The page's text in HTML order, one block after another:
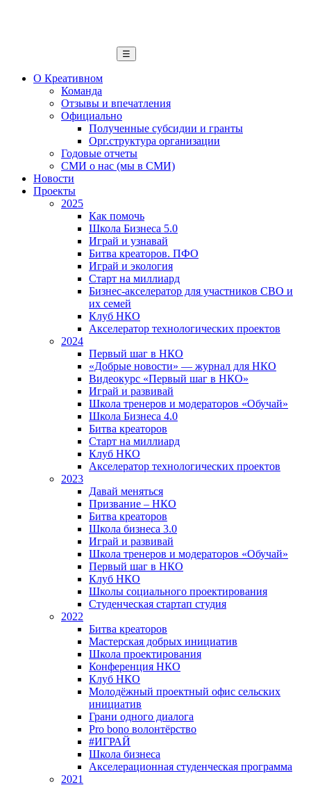
☰
О Креативном
Команда
Отзывы и впечатления
Официально
Полученные субсидии и гранты
Орг.структура организации
Годовые отчеты
СМИ о нас (мы в СМИ)
Новости
Проекты
2025
Как помочь
Школа Бизнеса 5.0
Играй и узнавай
Битва креаторов. ПФО
Играй и экология
Старт на миллиард
Бизнес-акселератор для участников СВО и
их семей
Клуб НКО
Акселератор технологических проектов
2024
Первый шаг в НКО
«Добрые новости» — журнал для НКО
Видеокурс «Первый шаг в НКО»
Играй и развивай
Школа тренеров и модераторов «Обучай»
Школа Бизнеса 4.0
Битва креаторов
Старт на миллиард
Клуб НКО
Акселератор технологических проектов
2023
Давай меняться
Призвание – НКО
Битва креаторов
Школа бизнеса 3.0
Играй и развивай
Школа тренеров и модераторов «Обучай»
Первый шаг в НКО
Клуб НКО
Школы социального проектирования
Студенческая стартап студия
2022
Битва креаторов
Мастерская добрых инициатив
Школа проектирования
Конференция НКО
Клуб НКО
Молодёжный проектный офис сельских
инициатив
Грани одного диалога
Pro bono волонтёрство
#ИГРАЙ
Школа бизнеса
Акселерационная студенческая программа
2021